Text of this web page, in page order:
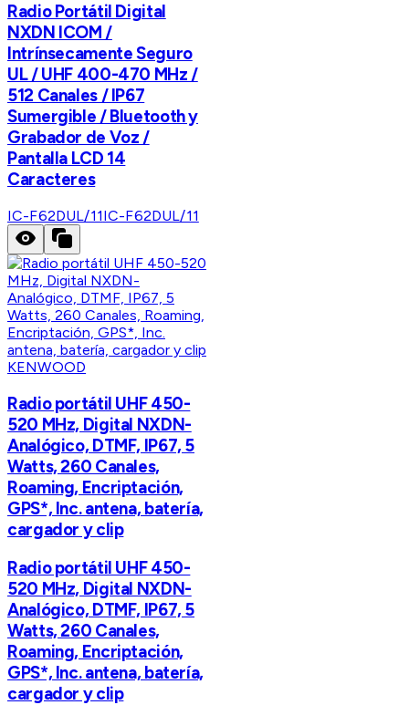
Radio Portátil Digital
NXDN ICOM /
Intrínsecamente Seguro
UL / UHF 400-470 MHz /
512 Canales / IP67
Sumergible / Bluetooth y
Grabador de Voz /
Pantalla LCD 14
Caracteres
IC-F62DUL/11IC-F62DUL/11
KENWOOD
Radio portátil UHF 450-
520 MHz, Digital NXDN-
Analógico, DTMF, IP67, 5
Watts, 260 Canales,
Roaming, Encriptación,
GPS*, Inc. antena, batería,
cargador y clip
Radio portátil UHF 450-
520 MHz, Digital NXDN-
Analógico, DTMF, IP67, 5
Watts, 260 Canales,
Roaming, Encriptación,
GPS*, Inc. antena, batería,
cargador y clip